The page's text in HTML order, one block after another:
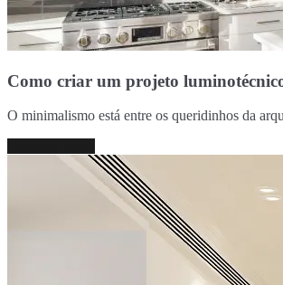
Como criar um projeto
O minimalismo está entre os queridinhos da